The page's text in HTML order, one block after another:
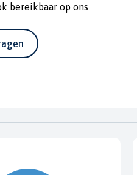
bereikbaar op ons